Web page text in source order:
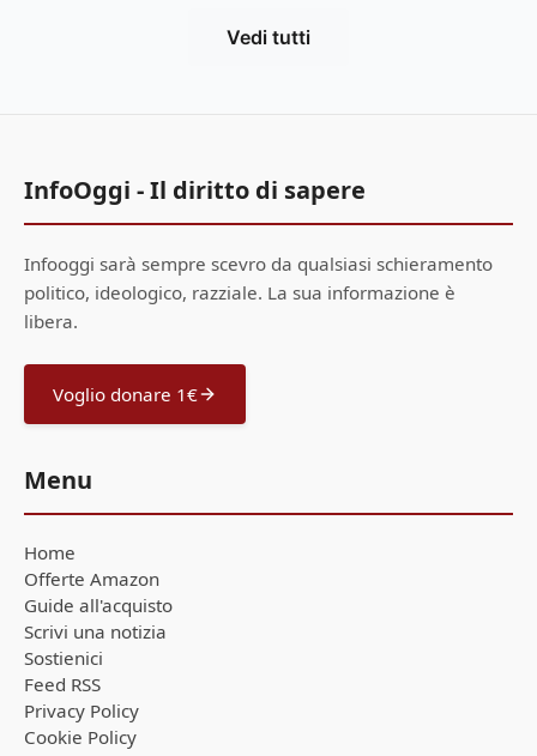
Vedi tutti
InfoOggi - Il diritto di sapere
Infooggi sarà sempre scevro da qualsiasi schieramento
politico, ideologico, razziale. La sua informazione è
libera.
Voglio donare 1€
Menu
Home
Offerte Amazon
Guide all'acquisto
Scrivi una notizia
Sostienici
Feed RSS
Privacy Policy
Cookie Policy